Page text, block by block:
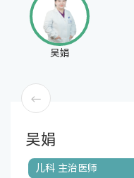
吴娟
吴娟
儿科 主治医师